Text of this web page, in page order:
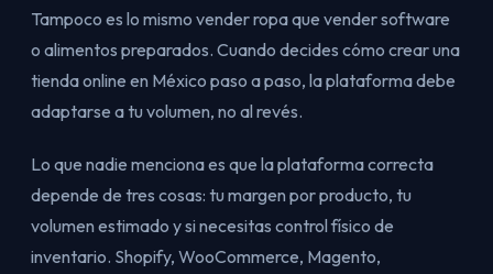
Tampoco es lo mismo vender ropa que vender software
o alimentos preparados. Cuando decides cómo crear una
tienda online en México paso a paso, la plataforma debe
adaptarse a tu volumen, no al revés.
Lo que nadie menciona es que la plataforma correcta
depende de tres cosas: tu margen por producto, tu
volumen estimado y si necesitas control físico de
inventario. Shopify, WooCommerce, Magento,